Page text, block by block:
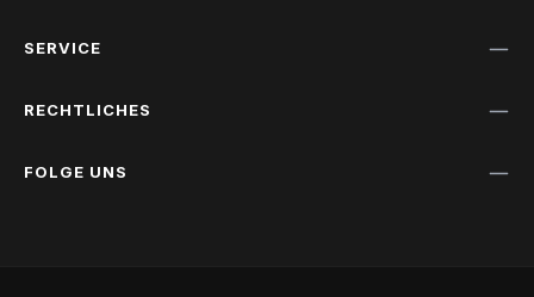
SERVICE
RECHTLICHES
FOLGE UNS